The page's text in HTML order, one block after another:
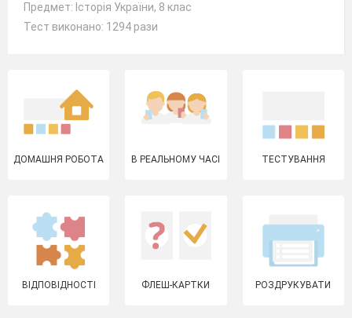
Предмет: Історія України, 8 клас
Тест виконано: 1294 рази
ДОМАШНЯ РОБОТА В РЕАЛЬНОМУ ЧАСІ ТЕСТУВАННЯ
ВІДПОВІДНОСТІ ФЛЕШ-КАРТКИ РОЗДРУКУВАТИ